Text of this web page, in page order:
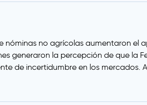
nóminas no agrícolas aumentaron el
generaron la percepción de que la
de incertidumbre en los mercados.